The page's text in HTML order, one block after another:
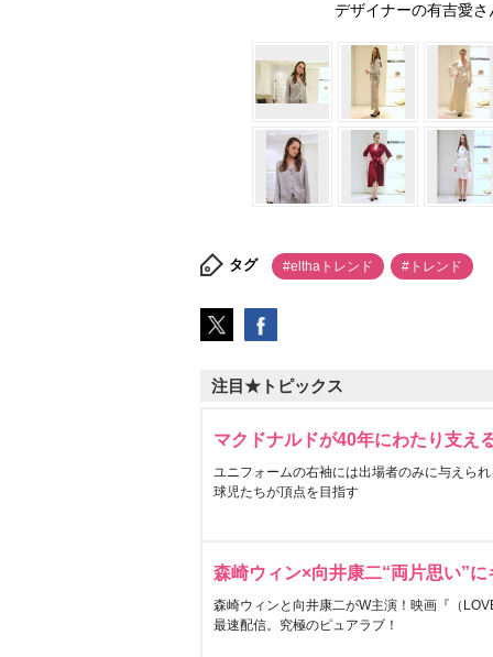
デザイナーの有吉愛
タグ #elthaトレンド #トレンド
注目★トピックス
マクドナルドが40年にわたり支え
ユニフォームの右袖には出場者のみに与えら
球児たちが頂点を目指す
森崎ウィン×向井康二“両片思い”
森崎ウィンと向井康二がW主演！映画『（
最速配信。究極のピュアラブ！